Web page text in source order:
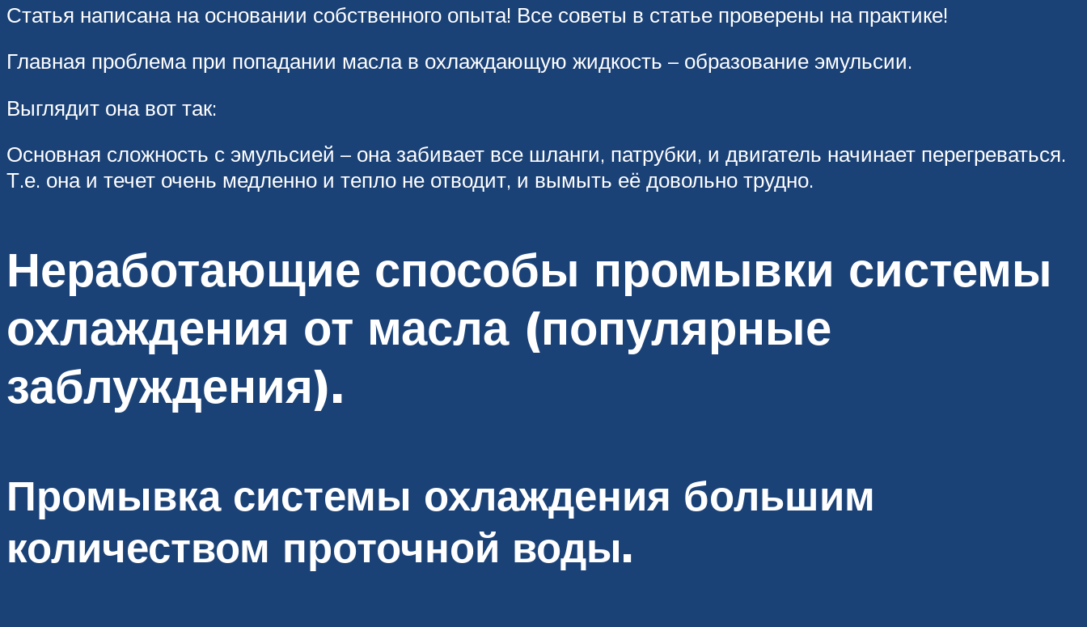
Статья написана на основании собственного опыта! Все советы в статье проверены на практике!
Главная проблема при попадании масла в охлаждающую жидкость – образование эмульсии.
Выглядит она вот так:
Основная сложность с эмульсией – она забивает все шланги, патрубки, и двигатель начинает перегреваться.
Т.е. она и течет очень медленно и тепло не отводит, и вымыть её довольно трудно.
Неработающие способы промывки системы
охлаждения от масла (популярные
заблуждения).
Промывка системы охлаждения большим
количеством проточной воды.